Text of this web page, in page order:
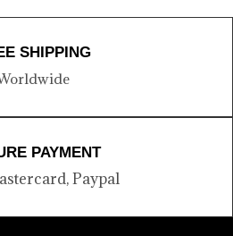
SHIPPING
PAYMENT
Paypal